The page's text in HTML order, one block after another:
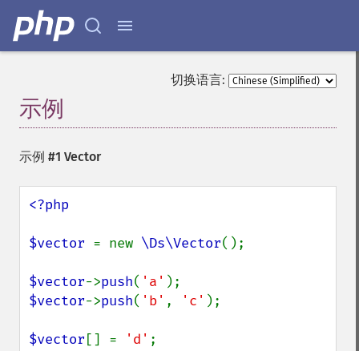
切换语言:
示例
示例 #1 Vector
<?php
$vector = new \Ds\Vector();
$vector->push( 'a'
$vector->push( 'b' , 'c' );
$vector [] = 'd' ;